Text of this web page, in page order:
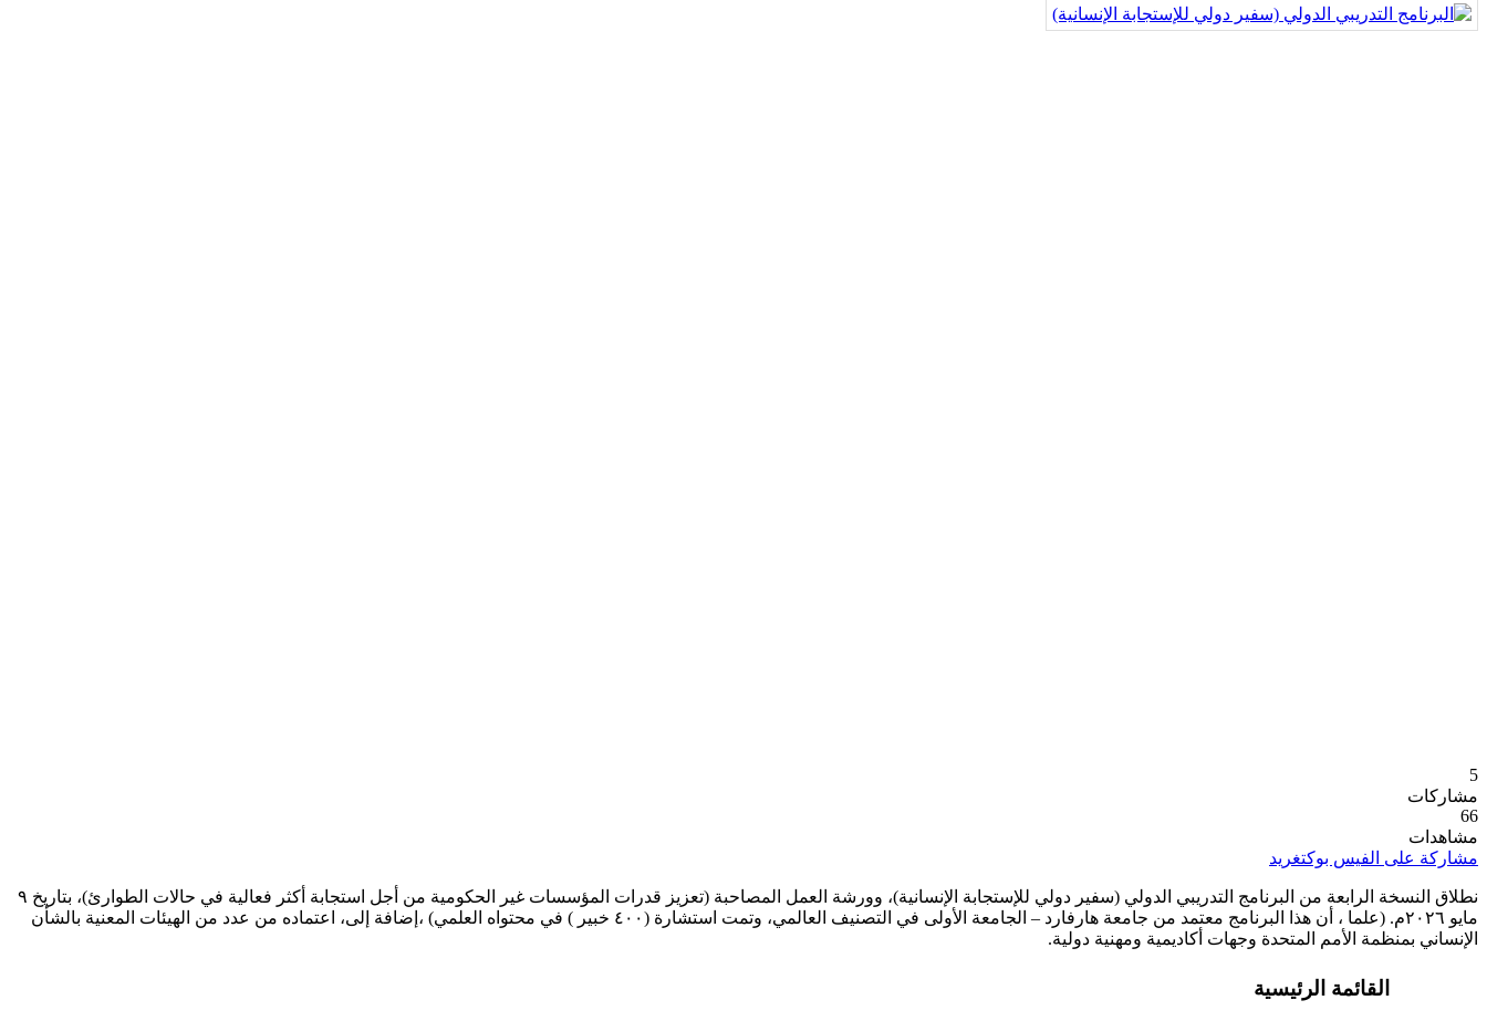
5
مشاركات
66
مشاهدات
مشاركة على الفيس بوكتغريد
نطلاق النسخة الرابعة من البرنامج التدريبي الدولي (سفير دولي للإستجابة الإنسانية)، وورشة العمل المصاحبة (تعزيز قدرات المؤسسات غير الحكومية من أجل استجابة أكثر فعالية في حالات الطوارئ)، بتاريخ ٩
مايو ٢٠٢٦م. (علما ، أن هذا البرنامج معتمد من جامعة هارفارد – الجامعة الأولى في التصنيف العالمي، وتمت استشارة (٤٠٠ خبير ) في محتواه العلمي) ،إضافة إلى، اعتماده من عدد من الهيئات المعنية بالشأن
الإنساني بمنظمة الأمم المتحدة وجهات أكاديمية ومهنية دولية.
القائمة الرئيسية